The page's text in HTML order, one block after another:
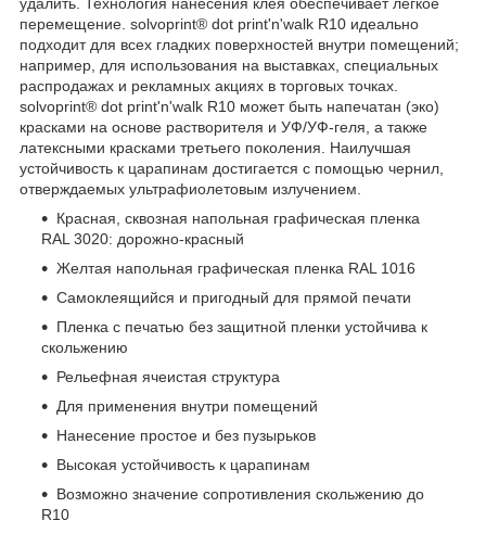
перемещение. solvoprint® dot print'n'walk R10 идеально
подходит для всех гладких поверхностей внутри помещений;
например, для использования на выставках, специальных
распродажах и рекламных акциях в торговых точках.
solvoprint® dot print'n'walk R10 может быть напечатан (эко)
красками на основе растворителя и УФ/УФ-геля, а также
латексными красками третьего поколения. Наилучшая
устойчивость к царапинам достигается с помощью чернил,
отверждаемых ультрафиолетовым излучением.
Красная, сквозная напольная графическая пленка
RAL 3020: дорожно-красный
Желтая напольная графическая пленка RAL 1016
Самоклеящийся и пригодный для прямой печати
Пленка с печатью без защитной пленки устойчива к
скольжению
Рельефная ячеистая структура
Для применения внутри помещений
Нанесение простое и без пузырьков
Высокая устойчивость к царапинам
Возможно значение сопротивления скольжению до
R10